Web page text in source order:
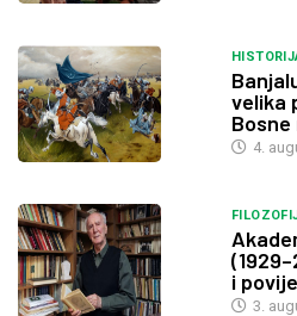
velika
Bosne
4.
i
3.